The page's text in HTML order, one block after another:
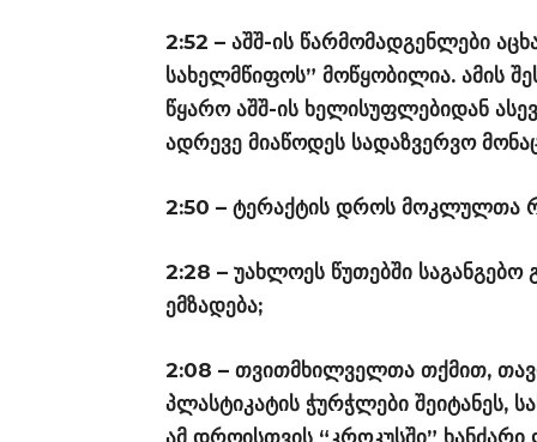
2:52 – აშშ-ის წარმომადგენლები
სახელმწიფოს” მოწყობილია. ამის
წყარო აშშ-ის ხელისუფლებიდან
ადრევე მიაწოდეს სადაზვერვო
2:50 – ტერაქტის დროს მოკლულთა
2:28 – უახლოეს წუთებში
ემზადება;
2:08 – თვითმხილველთა თქმით,
პლასტიკატის ჭურჭლები შეიტანეს,
ამ დროისთვის “კროკუსში”